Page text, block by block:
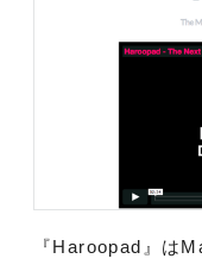
『Haroopad』は